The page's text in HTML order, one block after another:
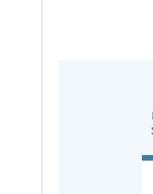
この案件のポイン